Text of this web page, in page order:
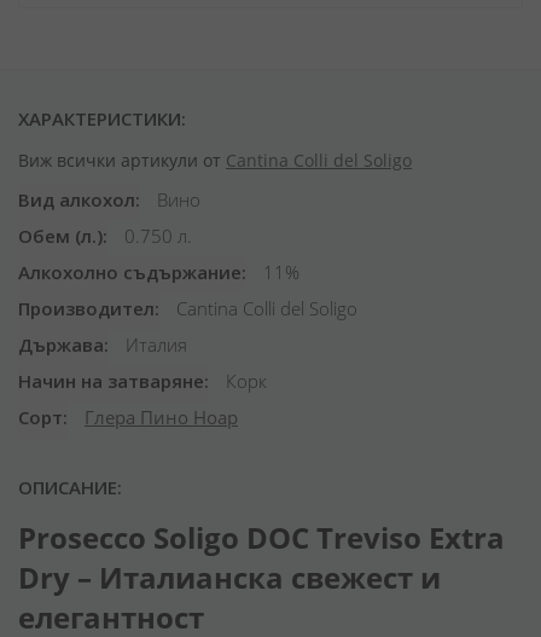
ХАРАКТЕРИСТИКИ:
Виж всички артикули от Cantina Colli del Soligo
Вид алкохол
Вино
Обем (л.)
0.750 л.
Алкохолно съдържание
11%
Производител
Cantina Colli del Soligo
Държава
Италия
Начин на затваряне
Корк
Сорт
Глера Пино Ноар
ОПИСАНИЕ:
Prosecco Soligo DOC Treviso Extra
Dry – Италианска свежест и
елегантност